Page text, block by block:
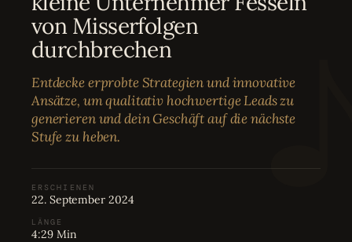
04 Bewertungen
Karriere
Partnerprogramm
von Misserfolgen
durchbrechen
Entdecke erprobte Strategien und innovative
Ansätze, um qualitativ hochwertige Leads zu
generieren und dein Geschäft auf die nächste
Stufe zu heben.
ERSCHIENEN
22. September 2024
LÄNGE
4:29 Min